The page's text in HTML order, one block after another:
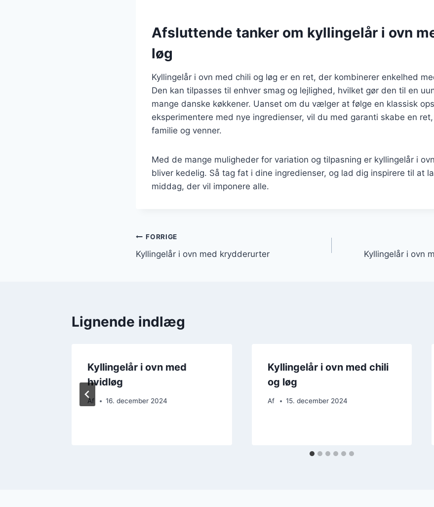
Afsluttende tanker om kyllingelår i ovn
løg
Kyllingelår i ovn med chili og løg er en ret, der kombinerer enkelhed
Den kan tilpasses til enhver smag og lejlighed, hvilket gør den til en
mange danske køkkener. Uanset om du vælger at følge en klassisk
eksperimentere med nye ingredienser, vil du med garanti skabe en
familie og venner.
Med de mange muligheder for variation og tilpasning er kyllingelår i
bliver kedelig. Så tag fat i dine ingredienser, og lad dig inspirere til at
middag, der vil imponere alle.
Indlægsnavigation
FORRIGE
Kyllingelår i ovn med krydderurter Kyllingelår i ovn
Lignende indlæg
Kyllingelår i ovn med
hvidløg
Af 16. december 2024
Kyllingelår i ovn med chili
og løg
Af 15. december 2024